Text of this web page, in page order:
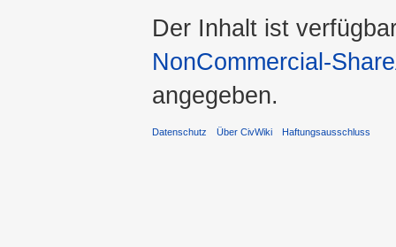
Der Inhalt ist
NonCommercial-
angegeben.
Datenschutz Über CivWiki Haftungsausschluss